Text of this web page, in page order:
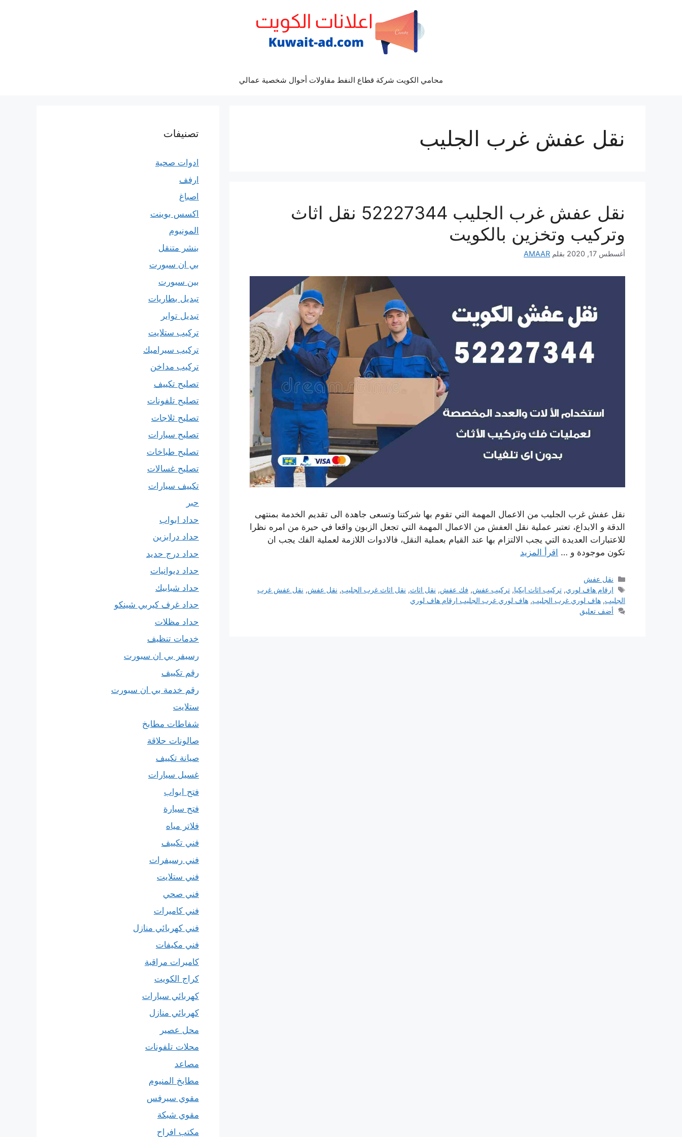
محامي الكويت شركة قطاع النفط مقاولات أحوال شخصية عمالي
نقل عفش غرب الجليب
نقل عفش غرب الجليب 52227344 نقل اثاث
وتركيب وتخزين بالكويت
أغسطس 17, 2020 بقلم AMAAR
نقل عفش غرب الجليب من الاعمال المهمة التي تقوم بها شركتنا وتسعى جاهدة الى تقديم الخدمة بمنتهى
الدقة و الابداع، تعتبر عملية نقل العفش من الاعمال المهمة التي تجعل الزبون واقعا في حيرة من امره نظرا
للاعتبارات العديدة التي يجب الالتزام بها عند القيام بعملية النقل، فالادوات اللازمة لعملية الفك يجب ان
تكون موجودة و … اقرأ المزيد
التصنيفات
نقل عفش
الوسوم
ارقام هاف لوري,تركيب اثاث ايكيا,تركيب عفش, فك عفش, نقل اثاث, نقل اثاث غرب الجليب, نقل عفش, نقل عفش غرب
الجليب, هاف لوري غرب الجليب, هاف لوري غرب الجليب ارقام هاف لوري
أضف تعليق
تصنيفات
ادوات صحية
ارفف
اصباغ
اكسس بوينت
المونيوم
بنشر متنقل
بي ان سبورت
بين سبورت
تبديل بطاريات
تبديل تواير
تركيب ستلايت
تركيب سيراميك
تركيب مداخن
تصليح تكييف
تصليح تلفونات
تصليح ثلاجات
تصليح سيارات
تصليح طباخات
تصليح غسالات
تكييف سيارات
حبر
حداد ابواب
حداد درابزين
حداد درج حديد
حداد ديوانيات
حداد شبابيك
حداد غرف كيربي شينكو
حداد مظلات
خدمات تنظيف
رسيفر بي ان سبورت
رقم تكييف
رقم خدمة بي ان سبورت
ستلايت
شفاطات مطابخ
صالونات حلاقة
صيانة تكييف
غسيل سيارات
فتح ابواب
فتح سيارة
فلاتر مياه
فني تكييف
فني رسيفرات
فني ستلايت
فني صحي
فني كاميرات
فني كهربائي منازل
فني مكيفات
كاميرات مراقبة
كراج الكويت
كهربائي سيارات
كهربائي منازل
محل عصير
محلات تلفونات
مصاعد
مطابخ المنيوم
مقوي سيرفس
مقوي شبكة
مكتب افراح